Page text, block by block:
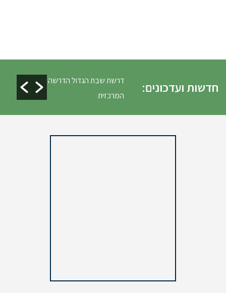
חדשות ועדכונים:
דרשת שבת הגדול הדרשה
המרכזית